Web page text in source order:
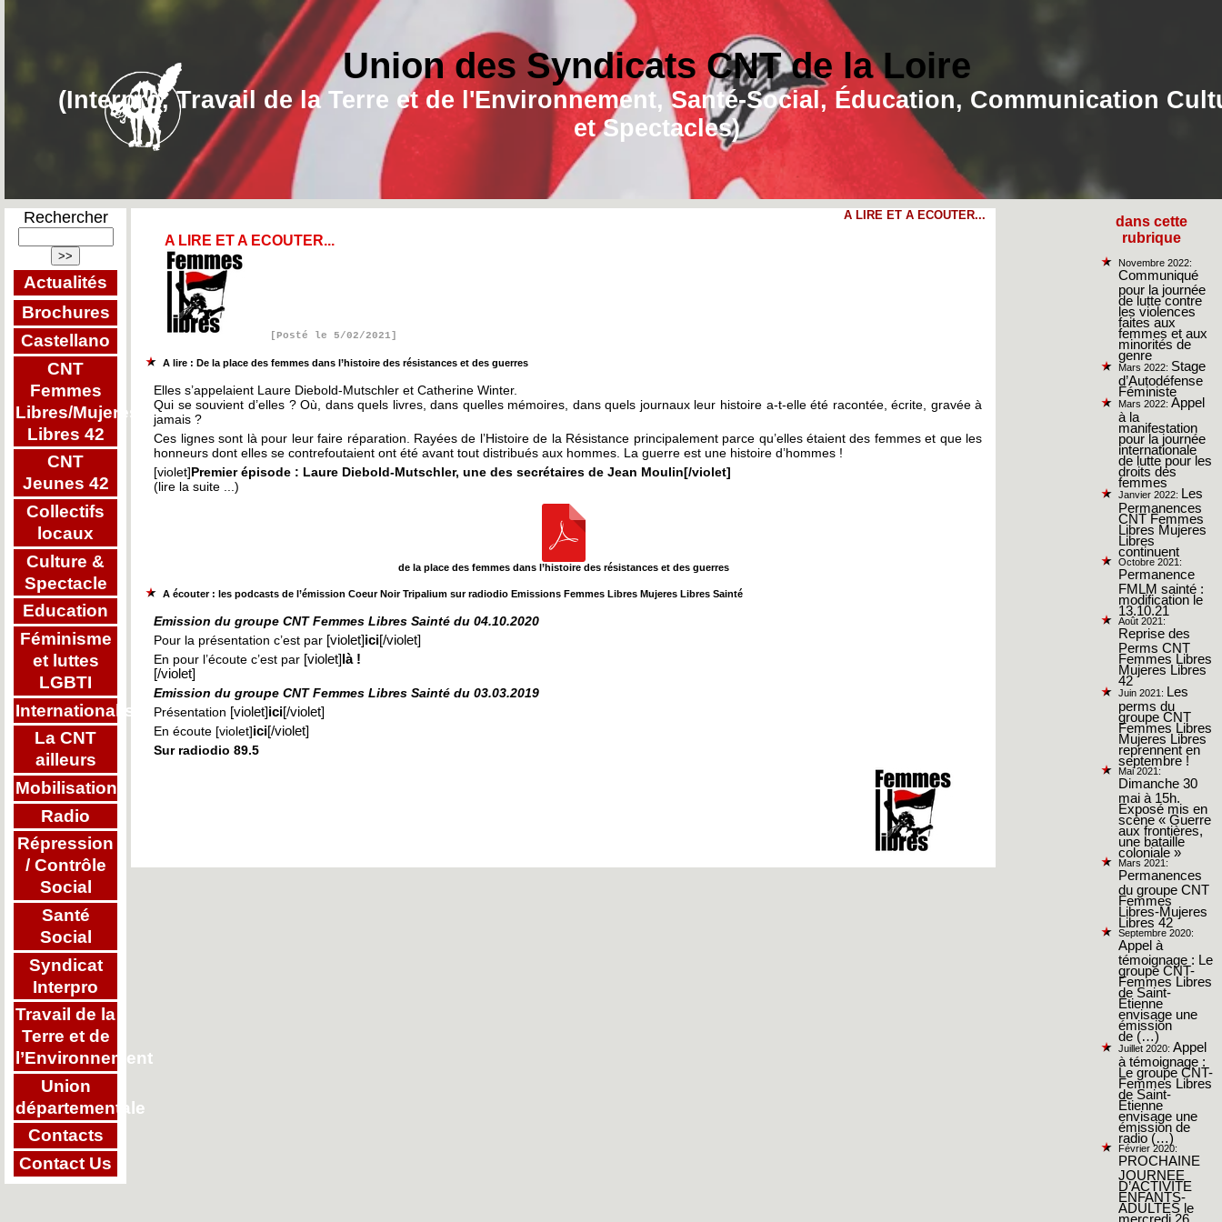
Union des Syndicats CNT de la Loire
(Interpro, Travail de la Terre et de l'Environnement, Santé-Social, Éducation, Communication
et Spectacles)
Rechercher
Actualités
Brochures
Castellano
CNT
Femmes
Libres/Mujeres
Libres 42
CNT
Jeunes 42
Collectifs
locaux
Culture &
Spectacle
Education
Féminisme
et luttes
LGBTI
Internationalisme
La CNT
ailleurs
Mobilisations
Radio
Répression
/ Contrôle
Social
Santé
Social
Syndicat
Interpro
Travail de la
Terre et de
l’Environnement
Union
départementale
Contacts
Contact Us
A LIRE ET A ECOUTER...
A LIRE ET A ECOUTER...
[Posté le 5/02/2021]
A lire : De la place des femmes dans l’histoire des résistances et des guerres
Elles s’appelaient Laure Diebold-Mutschler et Catherine Winter.
Qui se souvient d’elles ? Où, dans quels livres, dans quelles mémoires, dans quels journaux leur histoire a-t-elle été racontée, écrite, gravée à
jamais ?
Ces lignes sont là pour leur faire réparation. Rayées de l’Histoire de la Résistance principalement parce qu’elles étaient des femmes et que les
honneurs dont elles se contrefoutaient ont été avant tout distribués aux hommes. La guerre est une histoire d’hommes !
[violet]Premier épisode : Laure Diebold-Mutschler, une des secrétaires de Jean Moulin[/violet]
(lire la suite ...)
de la place des femmes dans l’histoire des résistances et des guerres
A écouter : les podcasts de l’émission Coeur Noir Tripalium sur radiodio Emissions Femmes Libres Mujeres Libres Sainté
Emission du groupe CNT Femmes Libres Sainté du 04.10.2020
Pour la présentation c’est par [violet]ici[/violet]
En pour l’écoute c’est par [violet] là !
[/violet]
Emission du groupe CNT Femmes Libres Sainté du 03.03.2019
Présentation [violet]ici[/violet]
En écoute [violet]ici[/violet]
Sur radiodio 89.5
dans cette
rubrique
Novembre 2022:
Communiqué
pour la journée
de lutte contre
les violences
faites aux
femmes et aux
minorités de
genre
Mars 2022: Stage
d’Autodéfense
Féministe
Mars 2022: Appel
à la
manifestation
pour la journée
internationale
de lutte pour les
droits des
femmes
Janvier 2022: Les
Permanences
CNT Femmes
Libres Mujeres
Libres
continuent
Octobre 2021:
Permanence
FMLM sainté :
modification le
13.10.21
Août 2021:
Reprise des
Perms CNT
Femmes Libres
Mujeres Libres
42
Juin 2021: Les
perms du
groupe CNT
Femmes Libres
Mujeres Libres
reprennent en
septembre !
Mai 2021:
Dimanche 30
mai à 15h.
Exposé mis en
scène « Guerre
aux frontières,
une bataille
coloniale »
Mars 2021:
Permanences
du groupe CNT
Femmes
Libres-Mujeres
Libres 42
Septembre 2020:
Appel à
témoignage : Le
groupe CNT-
Femmes Libres
de Saint-
Étienne
envisage une
émission
de (…)
Juillet 2020: Appel
à témoignage :
Le groupe CNT-
Femmes Libres
de Saint-
Étienne
envisage une
émission de
radio (…)
Février 2020:
PROCHAINE
JOURNEE
D’ACTIVITE
ENFANTS-
ADULTES le
mercredi 26